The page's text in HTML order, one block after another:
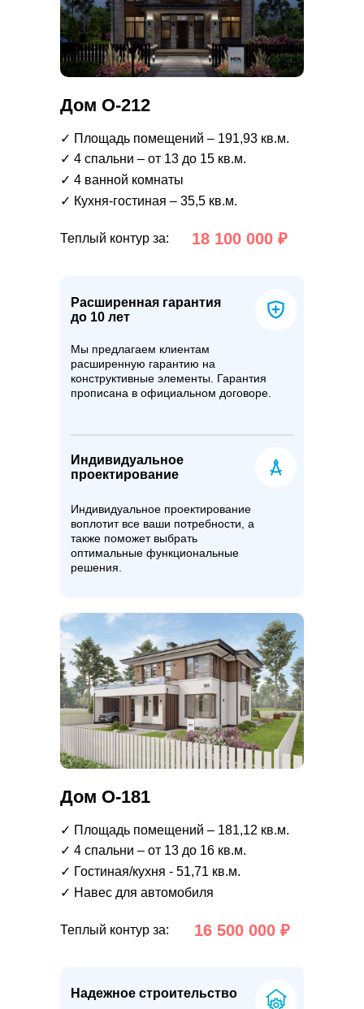
Расширенная гарантия
до 10 лет
Индивидуальное
проектирование
Мы предлагаем клиентам
расширенную гарантию на
конструктивные элементы. Гарантия
прописана в официальном договоре.
Индивидуальное проектирование
воплотит все ваши потребности, а
также поможет выбрать
оптимальные функциональные
решения.
Надежное строительство
Теплый контур за:
✓ Навес для автомобиля
✓ Гостиная/кухня - 51,71 кв.м.
✓ 4 спальни – от 13 до 16 кв.м.
✓ Площадь помещений – 181,12 кв.м.
16 500 000 ₽
Дом О-181
Теплый контур за:
✓ Кухня-гостиная – 35,5 кв.м.
✓ 4 ванной комнаты
✓ 4 спальни – от 13 до 15 кв.м.
✓ Площадь помещений – 191,93 кв.м.
18 100 000 ₽
Дом О-212